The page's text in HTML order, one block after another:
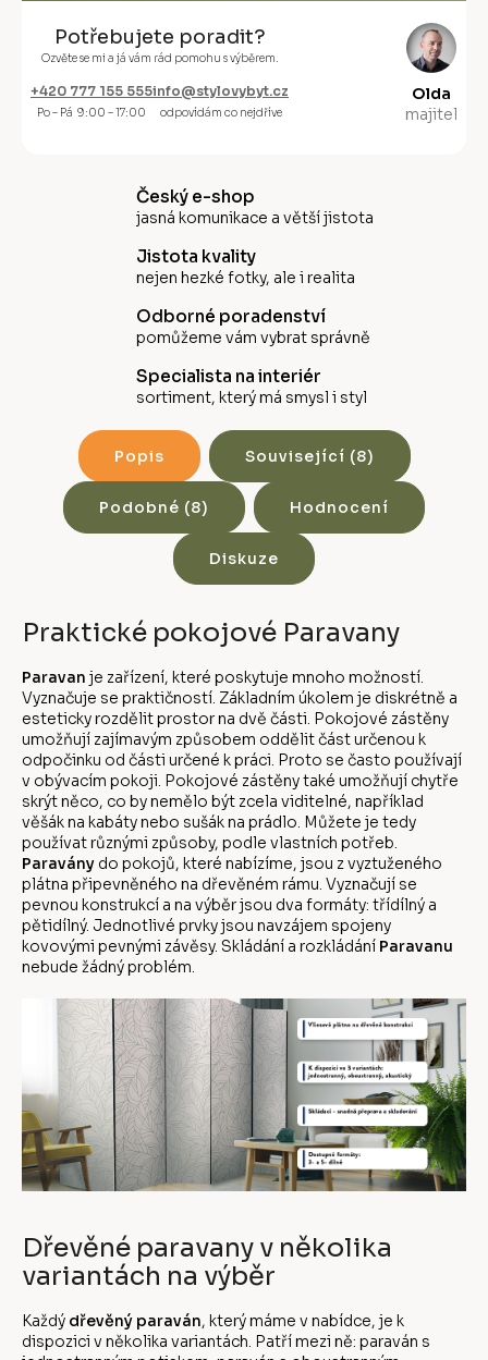
Potřebujete poradit?
Ozvěte se mi a já vám rád pomohu s výběrem.
+420 777 155 555
Po – Pá 9:00 – 17:00
info@stylovybyt.cz
odpovídám co nejdříve
Olda
majitel
Český e-shop
jasná komunikace a větší jistota
Jistota kvality
nejen hezké fotky, ale i realita
Odborné poradenství
pomůžeme vám vybrat správně
Specialista na interiér
sortiment, který má smysl i styl
Popis Související (8)
Podobné (8) Hodnocení
Diskuze
Praktické pokojové Paravany
Paravan je zařízení, které poskytuje mnoho možností.
Vyznačuje se praktičností. Základním úkolem je diskrétně a
esteticky rozdělit prostor na dvě části. Pokojové zástěny
umožňují zajímavým způsobem oddělit část určenou k
odpočinku od části určené k práci. Proto se často používají
v obývacím pokoji. Pokojové zástěny také umožňují chytře
skrýt něco, co by nemělo být zcela viditelné, například
věšák na kabáty nebo sušák na prádlo. Můžete je tedy
používat různými způsoby, podle vlastních potřeb.
Paravány do pokojů, které nabízíme, jsou z vyztuženého
plátna připevněného na dřevěném rámu. Vyznačují se
pevnou konstrukcí a na výběr jsou dva formáty: třídílný a
pětidílný. Jednotlivé prvky jsou navzájem spojeny
kovovými pevnými závěsy. Skládání a rozkládání Paravanu
nebude žádný problém.
Dřevěné paravany v několika
variantách na výběr
Každý dřevěný paraván, který máme v nabídce, je k
dispozici v několika variantách. Patří mezi ně: paraván s